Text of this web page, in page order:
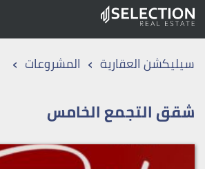
سيليكشن العقارية › المشروعات ›
شقق التجمع الخامس